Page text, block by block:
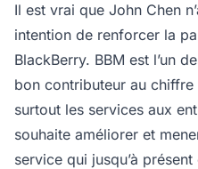
Il est vrai que John Chen
intention de renforcer la
BlackBerry. BBM est l’un
bon contributeur au chiffre
surtout les services aux
souhaite améliorer et
service qui jusqu’à